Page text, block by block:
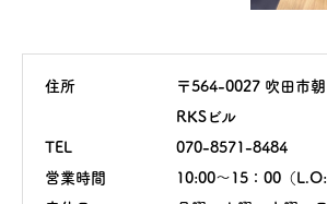
住所
〒564-0027 吹田市
RKSビル
TEL
070-8571-8484
営業時間
10:00～15：00（